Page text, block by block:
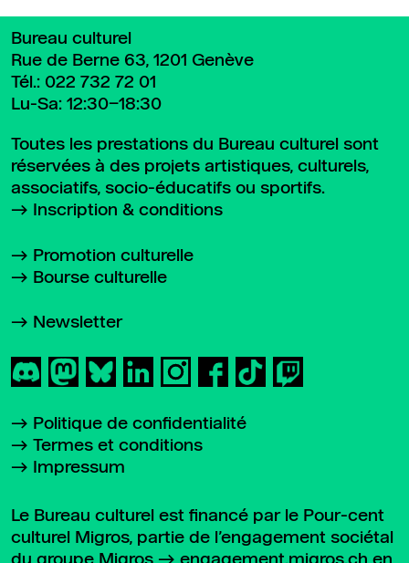
Bureau culturel
Rue de Berne 63, 1201 Genève
Tél.: 022 732 72 01
Lu-Sa: 12:30–18:30
Toutes les prestations du Bureau culturel sont
réservées à des projets artistiques, culturels,
associatifs, socio-éducatifs ou sportifs.
Inscription & conditions
Promotion culturelle
Bourse culturelle
Newsletter
Politique de confidentialité
Termes et conditions
Impressum
Le Bureau culturel est financé par le Pour-cent
culturel Migros, partie de l’engagement sociétal